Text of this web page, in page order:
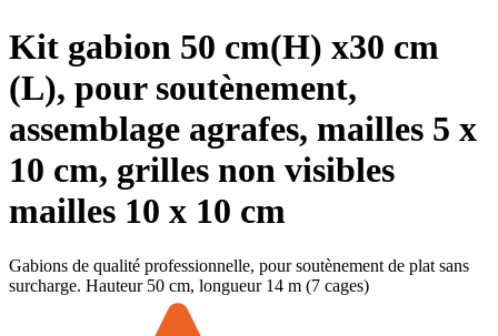
Kit gabion 50 cm(H) x30 cm
(L), pour soutènement,
assemblage agrafes, mailles 5 x
10 cm, grilles non visibles
mailles 10 x 10 cm
Gabions de qualité professionnelle, pour soutènement de plat sans
surcharge. Hauteur 50 cm, longueur 14 m (7 cages)